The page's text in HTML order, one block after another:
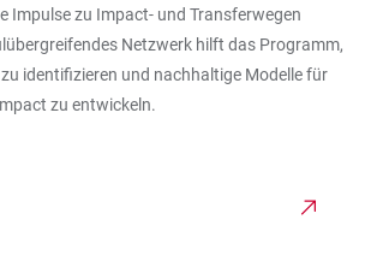
Impulse zu Impact- und Transferwegen
Netzwerk hilft das Programm,
identifizieren und nachhaltige Modelle für
zu entwickeln.